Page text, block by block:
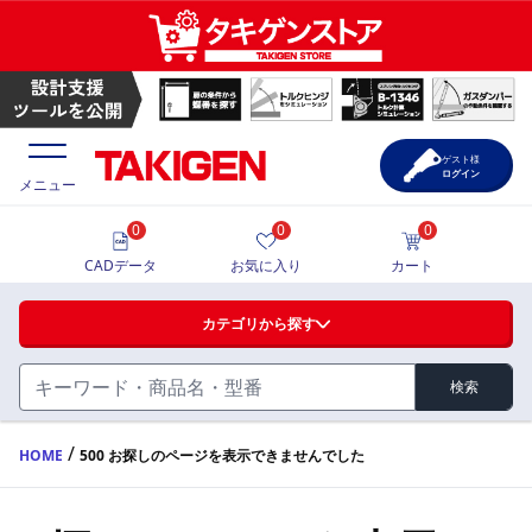
ハンドル・取手・つまみ・周辺機器
FA・A
蝶番・ステー・周辺機器
価格一覧
製品カタログ
メニュー
カテゴリから探す
検索
0
CADデータ
0
お気に入り
0
カート
ゲスト様
ログイン
HOME / 500 お探しのページを表示できませんでした